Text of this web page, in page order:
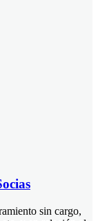
sin cargo,